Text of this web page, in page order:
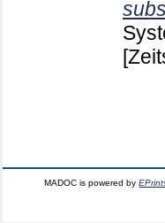
MADOC is powered by